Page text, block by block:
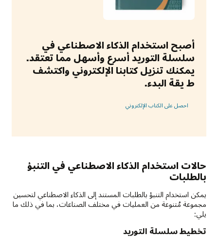
أصبح استخدام الذكاء الاصطناعي في
سلسلة التوريد أسرع وأسهل مما تعتقد.
يمكنك تنزيل كتابنا الإلكتروني واكتشف
ط يقة البدء.
احصل على الكتاب الإلكتروني
حالات استخدام الذكاء الاصطناعي في التنبؤ
بالطلبات
يمكن استخدام التنبؤ بالطلبات المستند إلى الذكاء الاصطناعي لتحسين
مجموعة مُتنوعة من العمليات في مختلف الصناعات، بما في ذلك ما
يلي:
تخطيط سلسلة التوريد